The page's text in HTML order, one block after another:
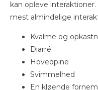
kan opleve
mest almindelige
Kvalme og
Diarré
Hovedpine
Svimmelhed
En kløende